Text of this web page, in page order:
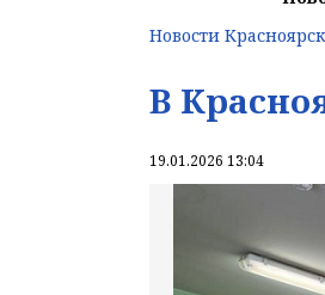
Новости
В
19.01.2026 13:04